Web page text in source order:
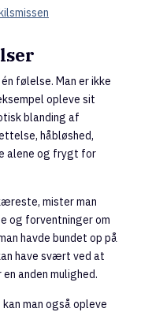
følelse. Man er ikke
opleve sit
blanding af
håbløshed,
alene og frygt for
mister man
og forventninger om
havde bundet op på
have svært ved at
anden mulighed.
man også opleve